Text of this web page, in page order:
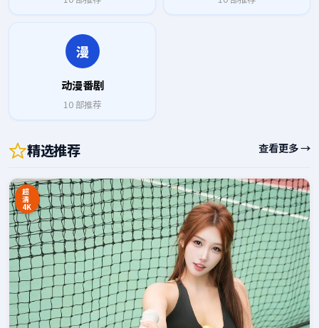
漫
动漫番剧
10部推荐
精选推荐 查看更多 →
超
清
4K